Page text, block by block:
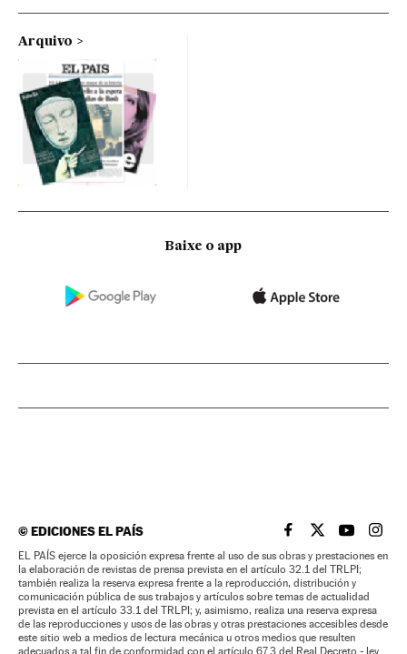
Arquivo
Baixe o app
©EDICIONES EL PAÍS EL PAÍS BRASIL EN
EL PAÍSEL PAÍS
EL
EL PAÍS ejerce la oposición expresa frente al uso de sus obras y prestaciones en
la elaboración de revistas de prensa prevista en el artículo 32.1 del TRLPI;
también realiza la reserva expresa frente a la reproducción, distribución y
comunicación pública de sus trabajos y artículos sobre temas de actualidad
prevista en el artículo 33.1 del TRLPI; y, asimismo, realiza una reserva expresa
de las reproducciones y usos de las obras y otras prestaciones accesibles desde
este sitio web a medios de lectura mecánica u otros medios que resulten